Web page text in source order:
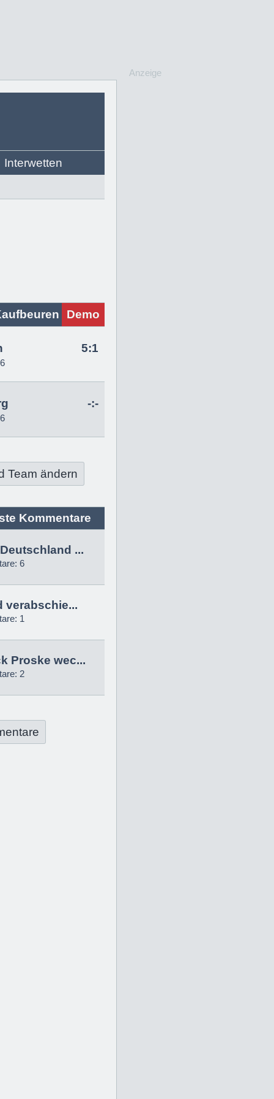
Interwetten
Anzeige
Demo
5:1
-:-
Team ändern
Kommentare
...
6
verabschie...
1
Proske wec...
2